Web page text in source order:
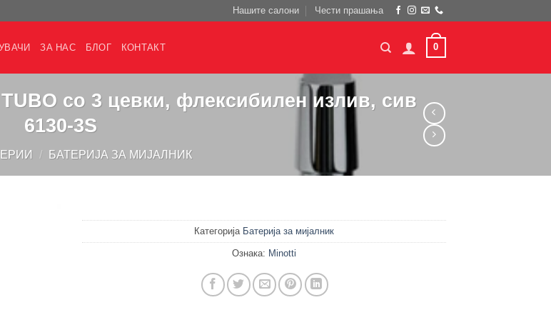
Нашите салони Чести прашања
ЗА НАС БЛОГ КОНТАКТ 0
TUBO со 3 цевки, флексибилен излив, сив
6130-3S
/ БАТЕРИЈА ЗА МИЈАЛНИК
Категорија Батерија за мијалник
Ознака: Minotti